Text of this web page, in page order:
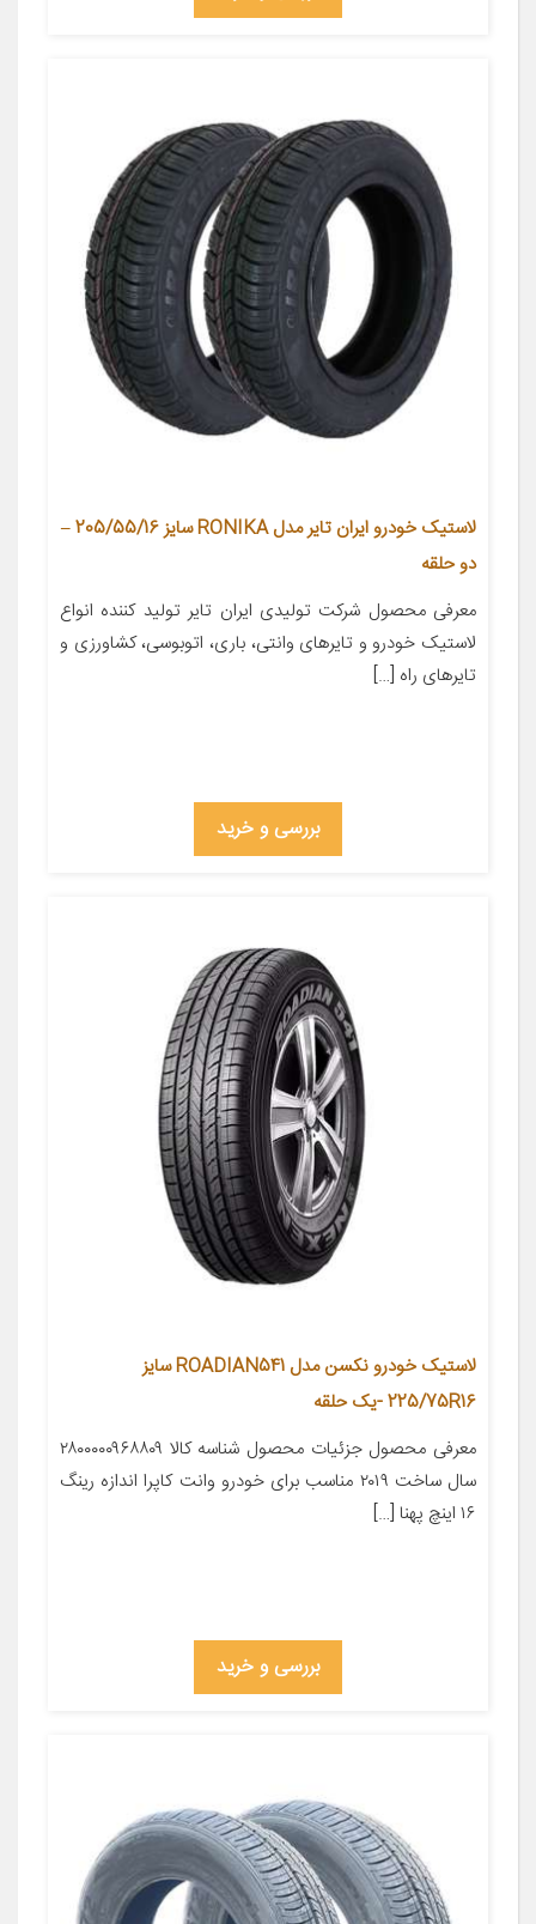
لاستیک خودرو ایران تایر مدل RONIKA سایز 205/55/16 –
دو حلقه
معرفی محصول شركت تولیدی ایران تایر تولید کننده انواع
لاستیک خودرو و تایرهای وانتی، باری، اتوبوسی، كشاورزی و
تایرهای راه […]
بررسی و خرید
لاستیک خودرو نکسن مدل ROADIAN541 سایز
225/75R16 -یک حلقه
معرفی محصول جزئیات محصول شناسه کالا ۲۸۰۰۰۰۰۹۶۸۸۰۹
سال ساخت ۲۰۱۹ مناسب برای خودرو وانت کاپرا اندازه رینگ
۱۶ اینچ پهنا […]
بررسی و خرید